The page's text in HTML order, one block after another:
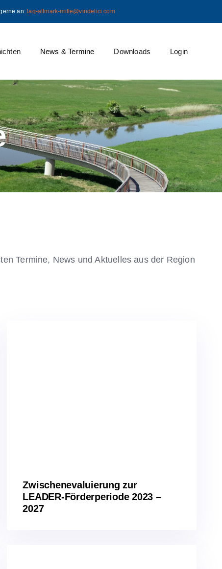
an: lag-altmark-mitte@vindelici.com
News & Termine Downloads Login
Termine, News und Aktuelles aus der Region
Zwischenevaluierung zur
LEADER-Förderperiode 2023 –
2027